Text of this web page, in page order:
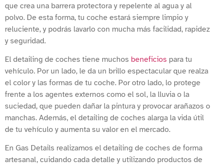
que crea una barrera protectora y repelente al agua y al
polvo. De esta forma, tu coche estará siempre limpio y
reluciente, y podrás lavarlo con mucha más facilidad, rapidez
y seguridad.
El detailing de coches tiene muchos beneficios para tu
vehículo. Por un lado, le da un brillo espectacular que realza
el color y las formas de tu coche. Por otro lado, lo protege
frente a los agentes externos como el sol, la lluvia o la
suciedad, que pueden dañar la pintura y provocar arañazos o
manchas. Además, el detailing de coches alarga la vida útil
de tu vehículo y aumenta su valor en el mercado.
En Gas Details realizamos el detailing de coches de forma
artesanal, cuidando cada detalle y utilizando productos de